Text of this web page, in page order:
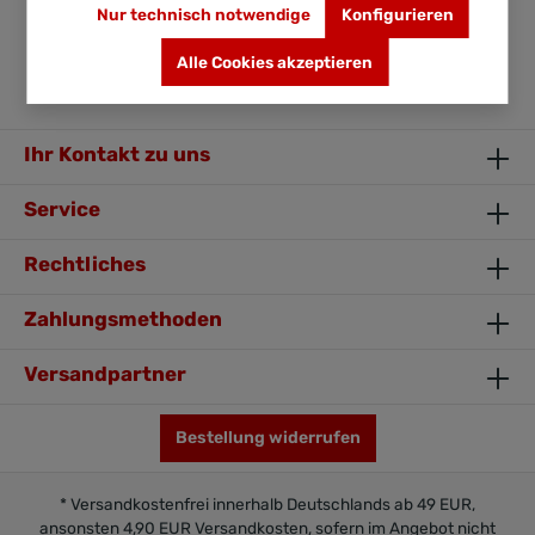
Ihr Kontakt zu uns
Service
Rechtliches
Zahlungsmethoden
Versandpartner
Bestellung widerrufen
* Versandkostenfrei innerhalb Deutschlands ab 49 EUR,
ansonsten 4,90 EUR Versandkosten, sofern im Angebot nicht
Nur technisch notwendige Konfigurieren
Alle Cookies akzeptieren